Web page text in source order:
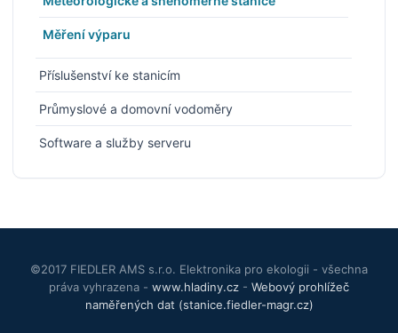
Měření výparu
Příslušenství ke stanicím
Průmyslové a domovní vodoměry
Software a služby serveru
©2017 FIEDLER AMS s.r.o. Elektronika pro ekologii - všechna
práva vyhrazena - www.hladiny.cz - Webový prohlížeč
naměřených dat (stanice.fiedler-magr.cz)